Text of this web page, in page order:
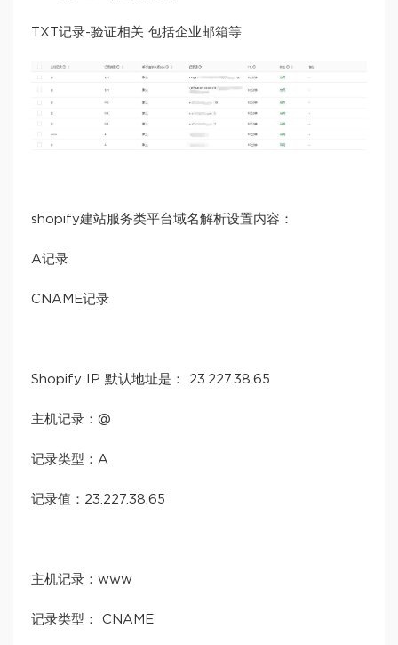
TXT记录-验证相关 包括企业邮箱等
shopify建站服务类平台域名解析设置内容：
A记录
CNAME记录
Shopify IP 默认地址是： 23.227.38.65
主机记录：@
记录类型：A
记录值：23.227.38.65
主机记录：www
记录类型： CNAME